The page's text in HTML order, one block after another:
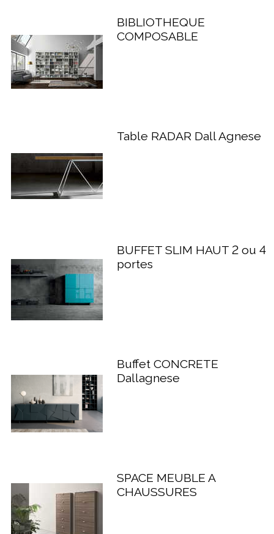
BIBLIOTHEQUE
COMPOSABLE
Table RADAR Dall Agnese
BUFFET SLIM HAUT 2 ou 4
portes
Buffet CONCRETE
Dallagnese
SPACE MEUBLE A
CHAUSSURES